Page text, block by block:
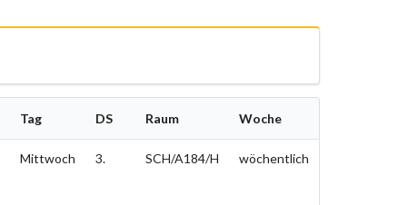
Tag DS Raum Woche
Mittwoch 3. SCH/A184/H wöchentlich